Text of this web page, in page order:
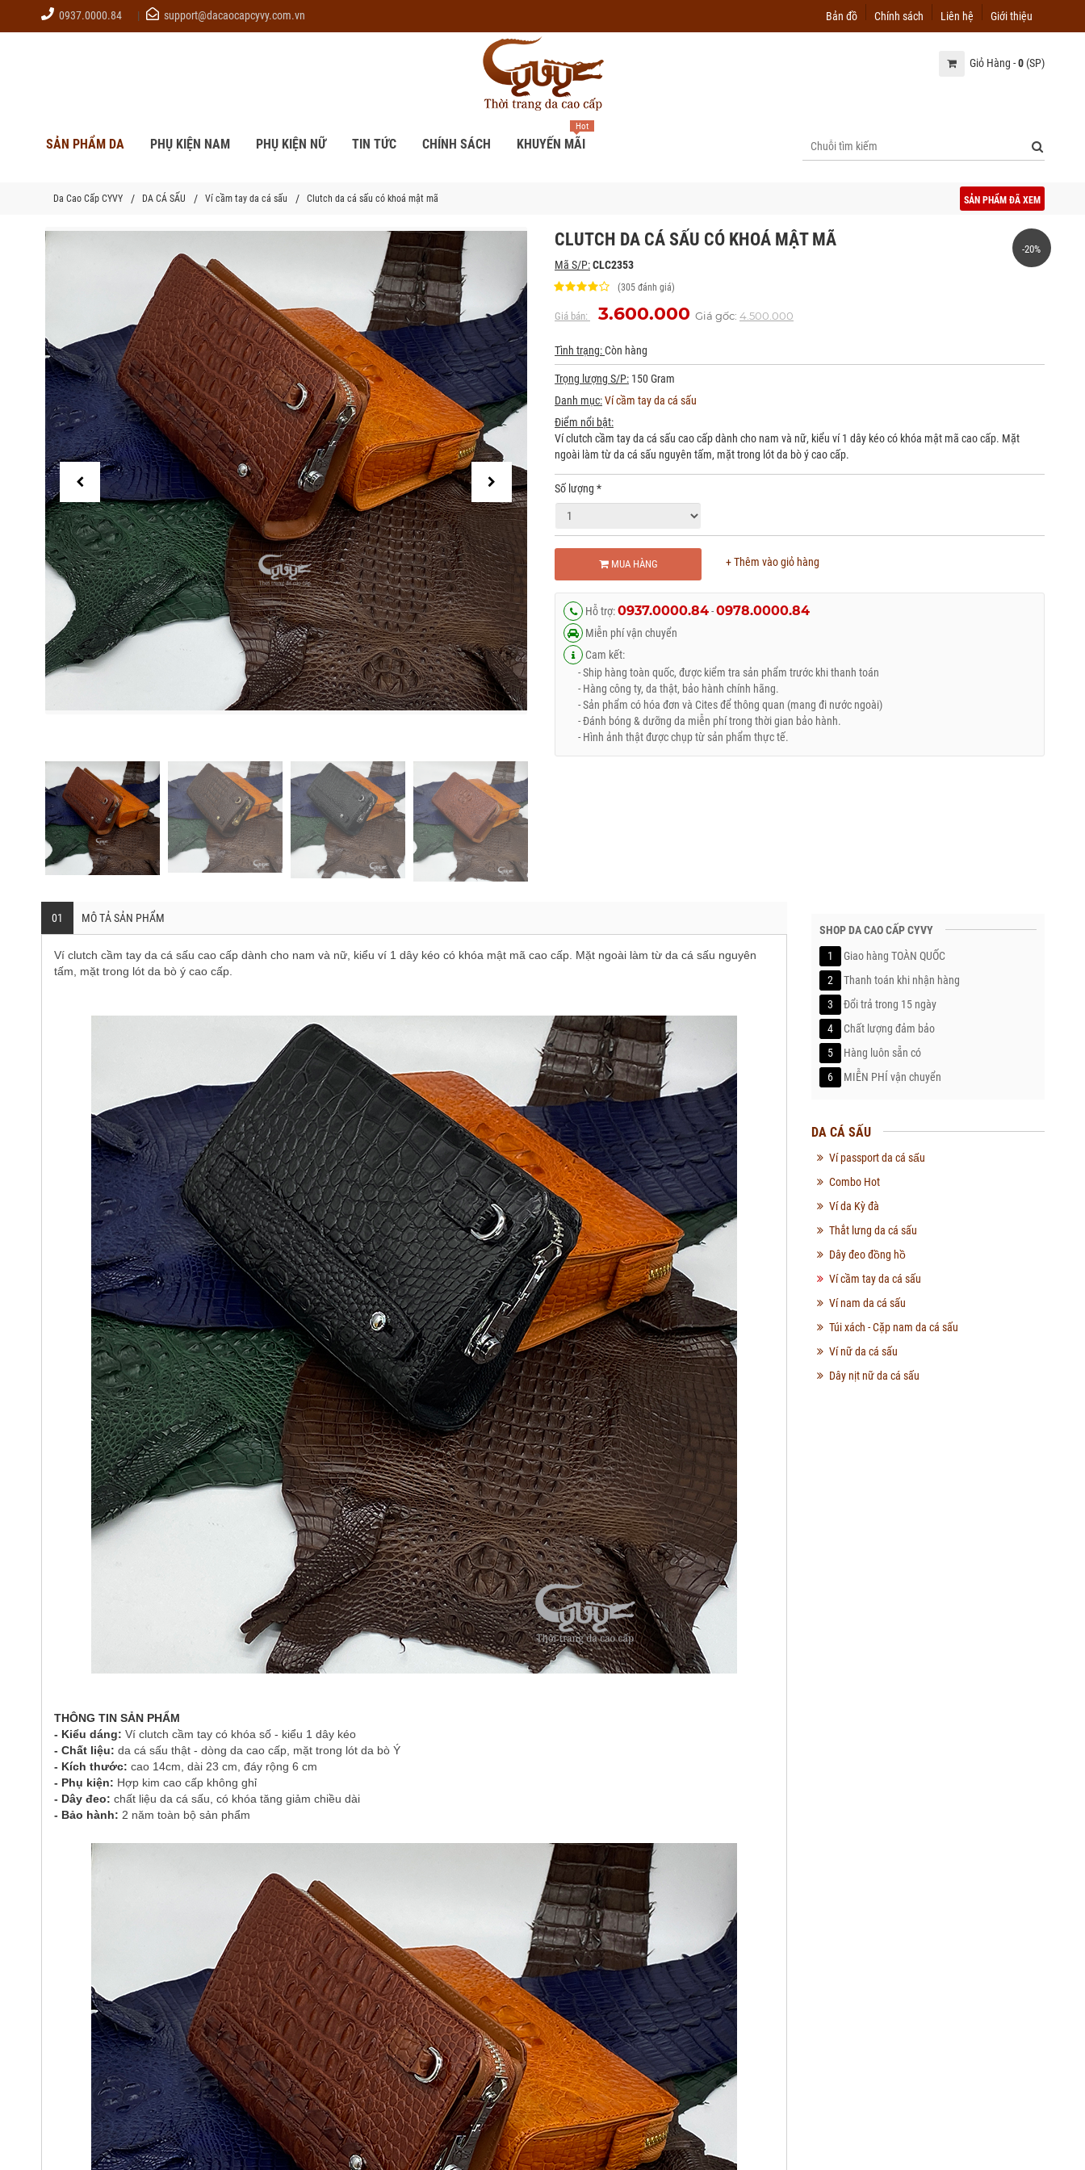
0937.0000.84 support@dacaocapcyvy.com.vn Bản đồ Chính sách Liên hệ Giới thiệu
Giỏ Hàng -0(SP)
SẢN PHẨM DA PHỤ KIỆN NAM PHỤ KIỆN NỮ TIN TỨC CHÍNH SÁCH KHUYẾN MÃI
Hot
Da Cao Cấp CYVY DA CÁ SẤU Ví cầm tay da cá sấu Clutch da cá sấu có khoá mật mã SẢN PHẨM ĐÃ XEM
-20%
CLUTCH DA CÁ SẤU CÓ KHOÁ MẬT MÃ
Mã S/P:CLC2353
(305 đánh giá)
Giá bán: 3.600.000 Giá gốc: 4.500.000
Tình trạng:Còn hàng
Trọng lượng S/P: 150 Gram
Danh mục:Ví cầm tay da cá sấu
Điểm nổi bật:
Ví clutch cầm tay da cá sấu cao cấp dành cho nam và nữ, kiểu ví 1 dây kéo có khóa mật mã cao cấp. Mặt
ngoài làm từ da cá sấu nguyên tấm, mặt trong lót da bò ý cao cấp.
Số lượng *
MUA HÀNG + Thêm vào giỏ hàng
Hỗ trợ:0937.0000.84-0978.0000.84
Miễn phí vận chuyển
Cam kết:
- Ship hàng toàn quốc, được kiểm tra sản phẩm trước khi thanh toán
- Hàng công ty, da thật, bảo hành chính hãng.
- Sản phẩm có hóa đơn và Cites để thông quan (mang đi nước ngoài)
- Đánh bóng & dưỡng da miễn phí trong thời gian bảo hành.
- Hình ảnh thật được chụp từ sản phẩm thực tế.
01 MÔ TẢ SẢN PHẨM
Ví clutch cầm tay da cá sấu cao cấp dành cho nam và nữ, kiểu ví 1 dây kéo có khóa mật mã cao cấp. Mặt ngoài làm từ da cá sấu nguyên
tấm, mặt trong lót da bò ý cao cấp.
THÔNG TIN SẢN PHẨM
- Kiểu dáng: Ví clutch cầm tay có khóa số - kiểu 1 dây kéo
- Chất liệu: da cá sấu thật - dòng da cao cấp, mặt trong lót da bò Ý
- Kích thước: cao 14cm, dài 23 cm, đáy rộng 6 cm
- Phụ kiện: Hợp kim cao cấp không ghỉ
- Dây đeo: chất liệu da cá sấu, có khóa tăng giảm chiều dài
- Bảo hành: 2 năm toàn bộ sản phẩm
SHOP DA CAO CẤP CYVY
1
Giao hàng TOÀN QUỐC
2
Thanh toán khi nhận hàng
3
Đổi trả trong 15 ngày
4
Chất lượng đảm bảo
5
Hàng luôn sẵn có
6
MIỄN PHÍ vận chuyển
DA CÁ SẤU
Ví passport da cá sấu
Combo Hot
Ví da Kỳ đà
Thắt lưng da cá sấu
Dây đeo đồng hồ
Ví cầm tay da cá sấu
Ví nam da cá sấu
Túi xách - Cặp nam da cá sấu
Ví nữ da cá sấu
Dây nịt nữ da cá sấu